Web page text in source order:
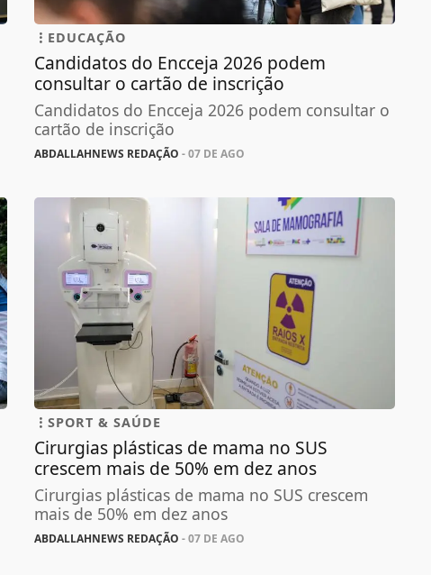
EDUCAÇÃO
Candidatos do Encceja 2026 podem
consultar o cartão de inscrição
Candidatos do Encceja 2026 podem consultar o
cartão de inscrição
ABDALLAHNEWS REDAÇÃO - 07 DE AGO
SPORT & SAÚDE
Cirurgias plásticas de mama no SUS
crescem mais de 50% em dez anos
Cirurgias plásticas de mama no SUS crescem
mais de 50% em dez anos
ABDALLAHNEWS REDAÇÃO - 07 DE AGO